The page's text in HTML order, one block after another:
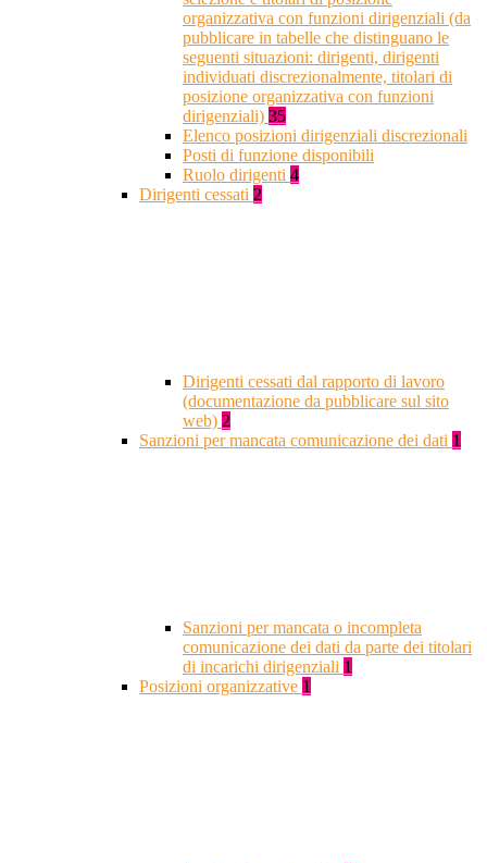
organizzativa con funzioni dirigenziali (da
pubblicare in tabelle che distinguano le
seguenti situazioni: dirigenti, dirigenti
individuati discrezionalmente, titolari di
posizione organizzativa con funzioni
dirigenziali) 35
Elenco posizioni dirigenziali discrezionali
Posti di funzione disponibili
Ruolo dirigenti 4
Dirigenti cessati 2
Dirigenti cessati dal rapporto di lavoro
(documentazione da pubblicare sul sito
web) 2
Sanzioni per mancata comunicazione dei dati 1
Sanzioni per mancata o incompleta
comunicazione dei dati da parte dei titolari
di incarichi dirigenziali 1
Posizioni organizzative 1